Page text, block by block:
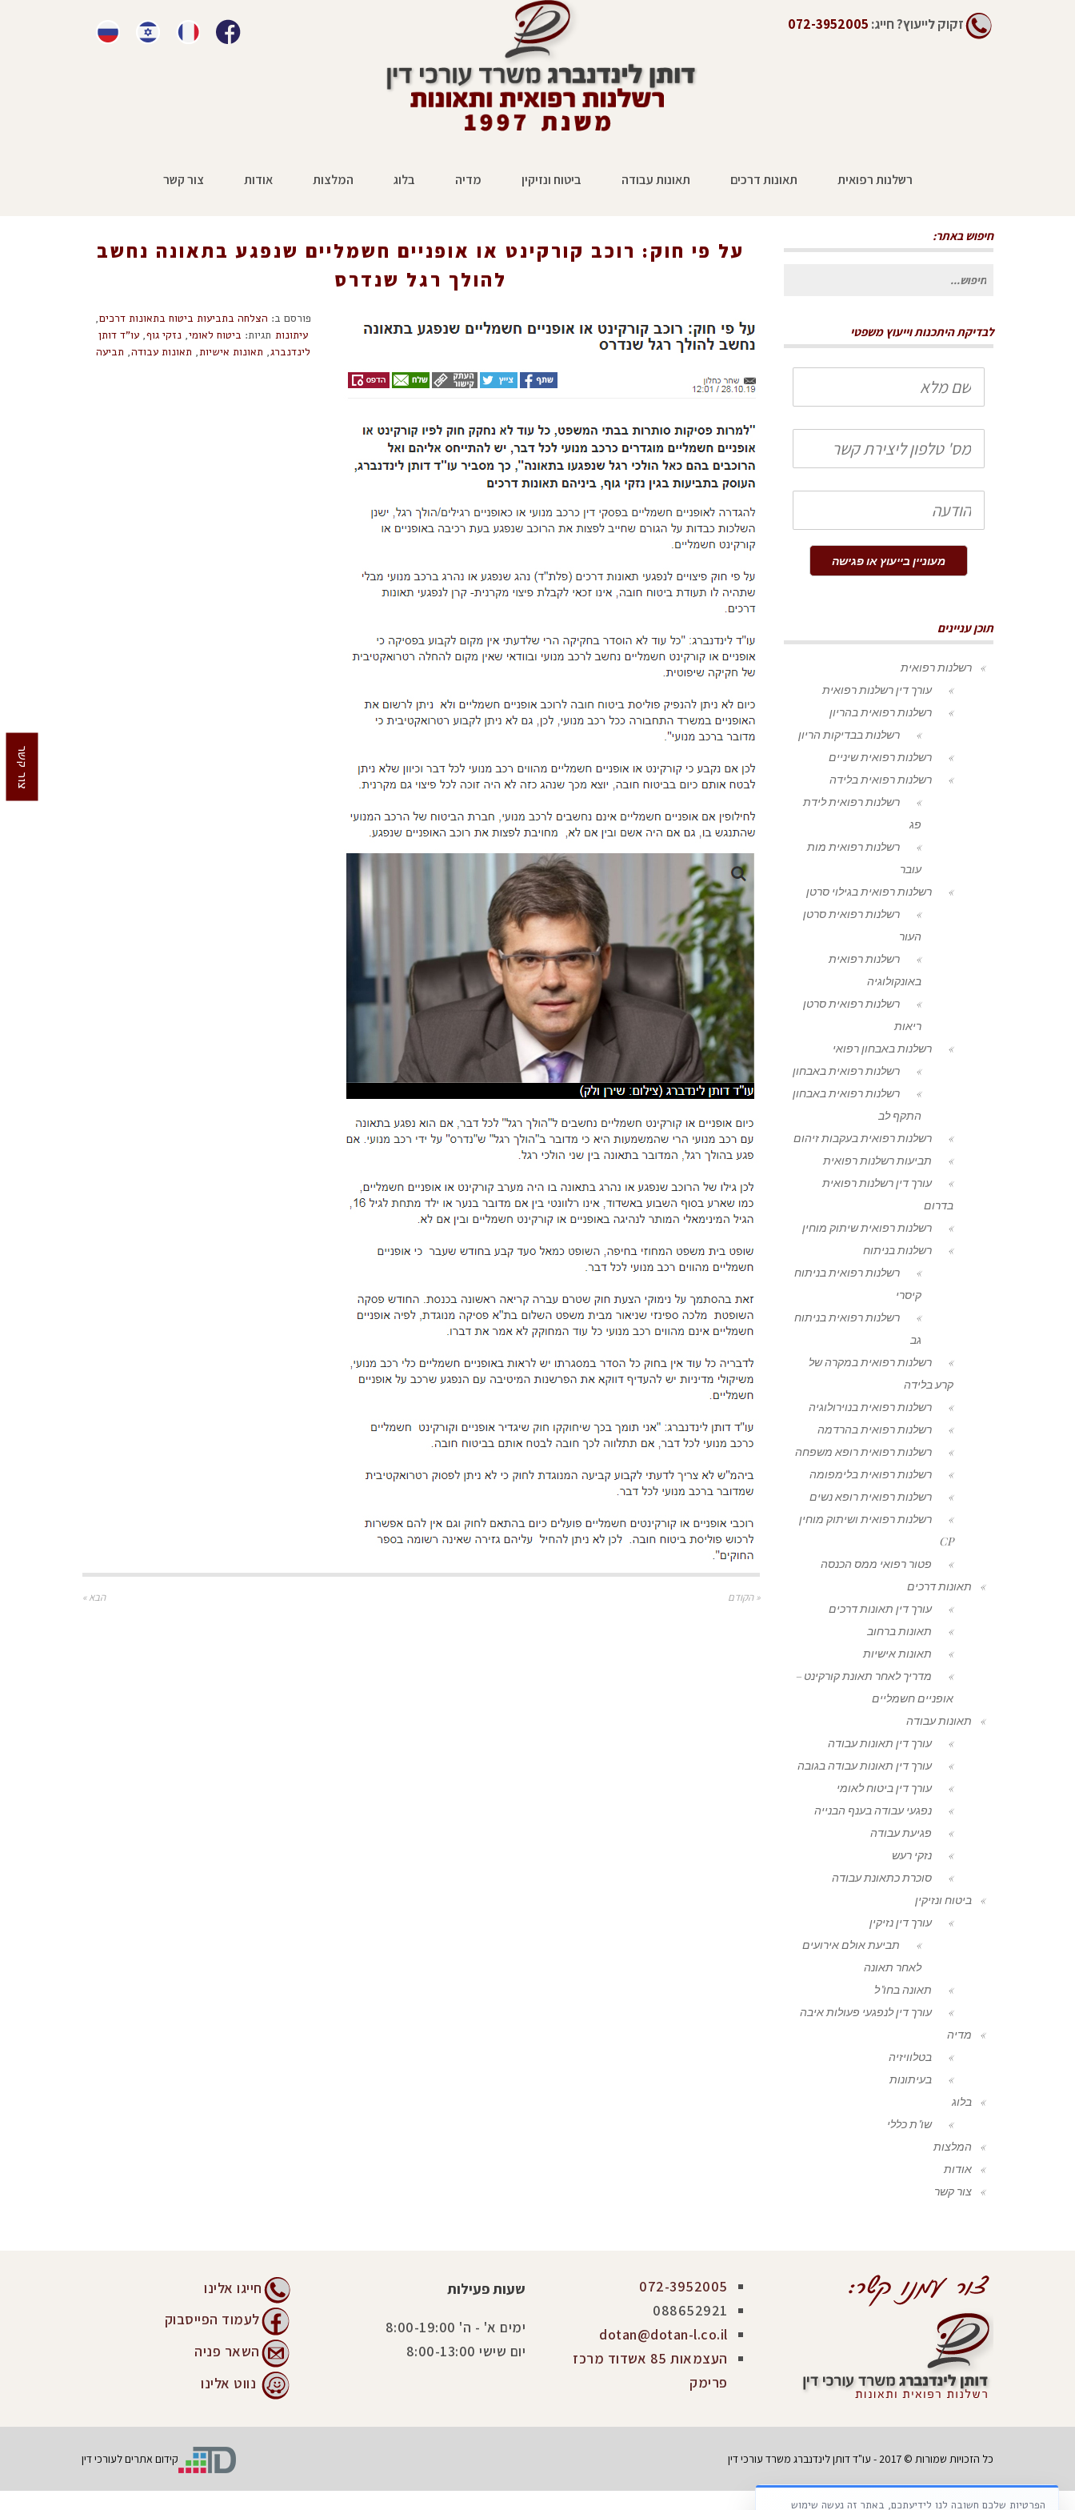
זקוק לייעוץ?חייג: 072-3952005
רשלנות רפואית תאונות דרכים תאונות עבודה ביטוח ונזיקין מדיה בלוג המלצות אודות צור קשר
נחשב להולך רגל שנדרס
על פי חוק: רוכב קורקינט או אופניים חשמליים שנפגע בתאונה נחשב
להולך רגל שנדרס
פורסם ב: הצלחה בתביעות ביטוח בתאונות דרכים,
עיתונות תגיות: ביטוח לאומי,נזקי גוף,עו"ד דותן
לינדנברג, תאונות אישיות, תאונות עבודה, תביעה
« הקודם הבא »
חיפוש באתר:
חיפוש
לבדיקת היתכנות וייעוץ משפטי
שם
מלא
טלפון
הודעה
מעוניין בייעוץ או פגישה
תוכן עניינים
רשלנות רפואית
עורך דין רשלנות רפואית
רשלנות רפואית בהריון
רשלנות בבדיקות הריון
רשלנות רפואית שיניים
רשלנות רפואית בלידה
רשלנות רפואית לידת
פג
רשלנות רפואית מות
עובר
רשלנות רפואית בגילוי סרטן
רשלנות רפואית סרטן
העור
רשלנות רפואית
באונקולוגיה
רשלנות רפואית סרטן
ריאות
רשלנות באבחון רפואי
רשלנות רפואית באבחון
רשלנות רפואית באבחון
התקף לב
רשלנות רפואית בעקבות זיהום
תביעות רשלנות רפואית
עורך דין רשלנות רפואית
בדרום
רשלנות רפואית שיתוק מוחין
רשלנות בניתוח
רשלנות רפואית בניתוח
קיסרי
רשלנות רפואית בניתוח
גב
רשלנות רפואית במקרה של
קרע בלידה
רשלנות רפואית בנוירולוגיה
רשלנות רפואית בהרדמה
רשלנות רפואית רופא משפחה
רשלנות רפואית בלימפומה
רשלנות רפואית רופא נשים
רשלנות רפואית ושיתוק מוחין
CP
פטור רפואי ממס הכנסה
תאונות דרכים
עורך דין תאונות דרכים
תאונות ברחוב
תאונות אישיות
מדריך לאחר תאונת קורקינט –
אופניים חשמליים
תאונות עבודה
עורך דין תאונות עבודה
עורך דין תאונות עבודה בגובה
עורך דין ביטוח לאומי
נפגעי עבודה בענף הבנייה
פגיעת עבודה
נזקי רעש
סוכרת כתאונת עבודה
ביטוח ונזיקין
עורך דין נזיקין
תביעת אולם אירועים
לאחר תאונה
תאונה בחו"ל
עורך דין לנפגעי פעולות איבה
מדיה
בטלוויזיה
בעיתונות
בלוג
שו"ת כללי
המלצות
אודות
צור קשר
072-3952005
088652921
dotan@dotan-l.co.il
העצמאות 85 אשדוד מרכז
פרימק
שעות פעילות
ימים א' - ה' 8:00-19:00
יום שישי 8:00-13:00
חייגו אלינו
לעמוד הפייסבוק
השאר פניה
נווט אלינו
קידום אתרים לעורכי דין כל הזכויות שמורות © 2017 - עו"ד דותן לינדנברג משרד עורכי דין
הפרטיות שלכם חשובה לנו לידיעתכם, באתר זה נעשה שימוש
צור קשר